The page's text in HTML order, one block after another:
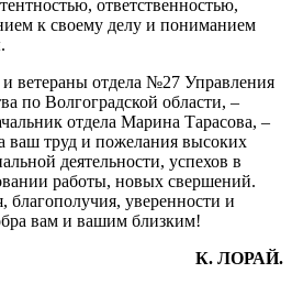
ответственностью,
к своему делу и пониманием
ветераны отдела №27 Управления
по Волгоградской области, –
отдела Марина Тарасова, –
ваш труд и пожелания высоких
деятельности, успехов в
работы, новых свершений.
благополучия, уверенности и
вам и вашим близким!
К. ЛОРАЙ.